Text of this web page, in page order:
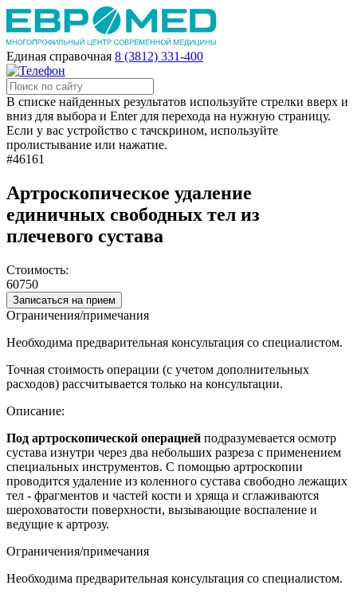
Единая справочная 8 (3812) 331-400
В списке найденных результатов используйте стрелки вверх и
вниз для выбора и Enter для перехода на нужную страницу.
Если у вас устройство с тачскрином, используйте
пролистывание или нажатие.
#46161
Артроскопическое удаление
единичных свободных тел из
плечевого сустава
Стоимость:
60750
Записаться на прием
Ограничения/примечания
Необходима предварительная консультация со специалистом.
Точная стоимость операции (с учетом дополнительных
расходов) рассчитывается только на консультации.
Описание:
Под артроскопической операцией подразумевается осмотр
сустава изнутри через два небольших разреза с применением
специальных инструментов. С помощью артроскопии
проводится удаление из коленного сустава свободно лежащих
тел - фрагментов и частей кости и хряща и сглаживаются
шероховатости поверхности, вызывающие воспаление и
ведущие к артрозу.
Ограничения/примечания
Необходима предварительная консультация со специалистом.